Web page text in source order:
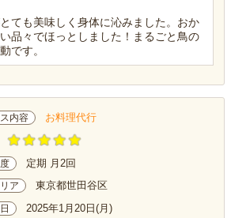
ても美味しく身体に沁みました。おか
品々でほっとしました！まるごと鳥の
です。
内容 お料理代行
定期 月2回
ア 東京都世田谷区
2025年1月20日(月)